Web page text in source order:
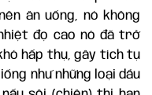
ăn uống, nó không
đọ cao nó đã trở
hấp thụ, gây tích tụ
như những loại dầu